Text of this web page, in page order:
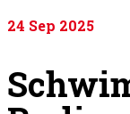
24 Sep 2025